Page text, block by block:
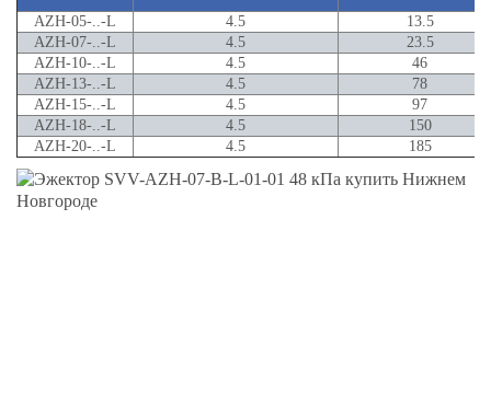
AZH-05-..-L
4.5
13.5
AZH-07-..-L
4.5
23.5
AZH-10-..-L
4.5
46
AZH-13-..-L
4.5
78
AZH-15-..-L
4.5
97
AZH-18-..-L
4.5
150
AZH-20-..-L
4.5 185